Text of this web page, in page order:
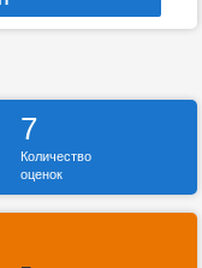
7
Количество
оценок